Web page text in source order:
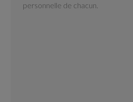
personnelle de chacun.